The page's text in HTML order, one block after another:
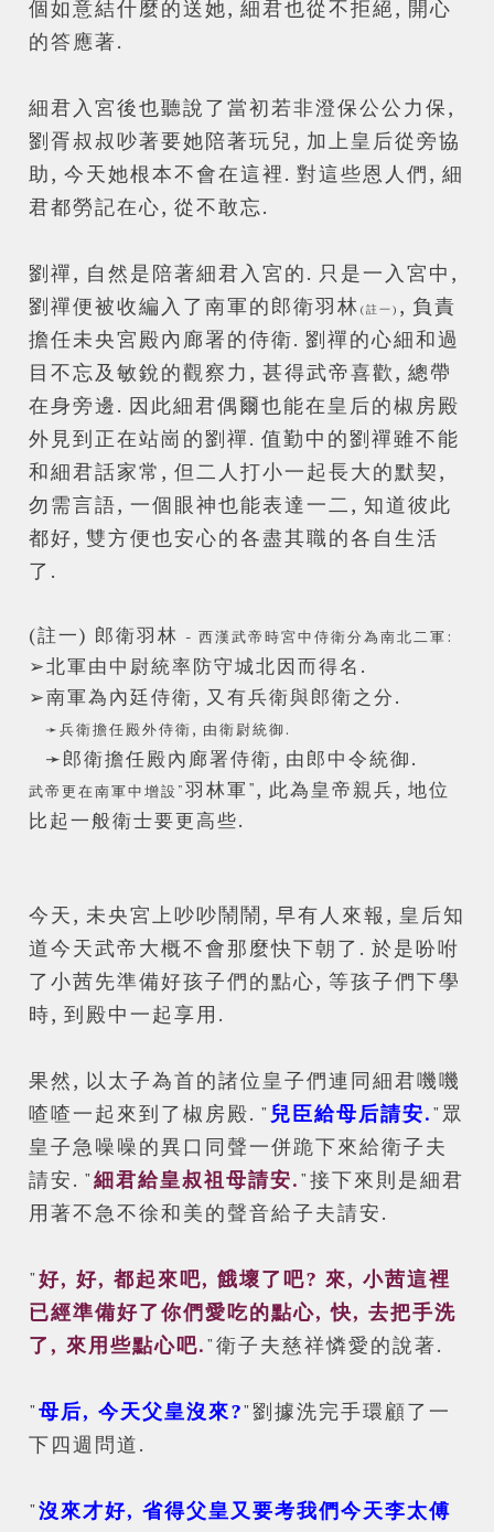
個如意結什麼的送她, 細君也從不拒絕, 開心
的答應著.
細君入宮後也聽說了當初若非澄保公公力保,
劉胥叔叔吵著要她陪著玩兒, 加上皇后從旁協
助, 今天她根本不會在這裡. 對這些恩人們, 細
君都勞記在心, 從不敢忘.
劉禪, 自然是陪著細君入宮的. 只是一入宮中,
劉禪便被收編入了南軍的郎衛羽林 (註一) , 負責
擔任未央宮殿內廊署的侍衛. 劉禪的心細和過
目不忘及敏銳的觀察力, 甚得武帝喜歡, 總帶
在身旁邊. 因此細君偶爾也能在皇后的椒房殿
外見到正在站崗的劉禪. 值勤中的劉禪雖不能
和細君話家常, 但二人打小一起長大的默契,
勿需言語, 一個眼神也能表達一二, 知道彼此
都好, 雙方便也安心的各盡其職的各自生活
了.
(註一) 郎衛羽林 - 西漢武帝時宮中侍衛分為南北二軍:
➢北軍由中尉統率防守城北因而得名.
➢南軍為內廷侍衛, 又有兵衛與郎衛之分.
➛兵衛擔任殿外侍衛, 由衛尉統御.
➛郎衛擔任殿內廊署侍衛, 由郎中令統御.
武帝更在南軍中增設"羽林軍", 此為皇帝親兵, 地位
比起一般衛士要更高些.
今天, 未央宮上吵吵鬧鬧, 早有人來報, 皇后知
道今天武帝大概不會那麼快下朝了. 於是吩咐
了小茜先準備好孩子們的點心, 等孩子們下學
時, 到殿中一起享用.
果然, 以太子為首的諸位皇子們連同細君嘰嘰
喳喳一起來到了椒房殿. " 兒臣給母后請安."眾
皇子急噪噪的異口同聲一併跪下來給衛子夫
請安. "細君給皇叔祖母請安."接下來則是細君
用著不急不徐和美的聲音給子夫請安.
"好, 好, 都起來吧, 餓壞了吧? 來, 小茜這裡
已經準備好了你們愛吃的點心, 快, 去把手洗
了, 來用些點心吧."衛子夫慈祥憐愛的說著.
"母后, 今天父皇沒來?"劉據洗完手環顧了一
下四週問道.
"沒來才好, 省得父皇又要考我們今天李太傅